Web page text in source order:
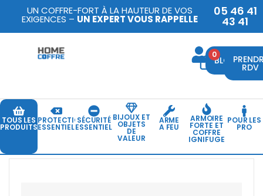
UN COFFRE-FORT À LA HAUTEUR DE VOS
EXIGENCES – UN EXPERT VOUS RAPPELLE
05 46 41
43 41
0BLOG
RDV
TOUS LES
PRODUITS
PROTECTION
ESSENTIELLE
SÉCURITÉ
ESSENTIELLE
BIJOUX ET
OBJETS
DE
VALEUR
ARME
A FEU
ARMOIRE
FORTE ET
COFFRE
IGNIFUGE
POUR LES
PRO